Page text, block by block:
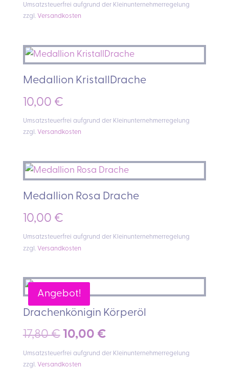
Umsatzsteuerfrei aufgrund der Kleinunternehmerregelung
zzgl. Versandkosten
Medallion KristallDrache
10,00 €
Umsatzsteuerfrei aufgrund der Kleinunternehmerregelung
zzgl. Versandkosten
Medallion Rosa Drache
10,00 €
Umsatzsteuerfrei aufgrund der Kleinunternehmerregelung
zzgl. Versandkosten
Angebot!
Drachenkönigin Körperöl
17,80€ Ursprünglicher
Preis
10,00 €Aktueller
Preis
Umsatzsteuerfrei aufgrund der Kleinunternehmerregelung
zzgl. Versandkosten